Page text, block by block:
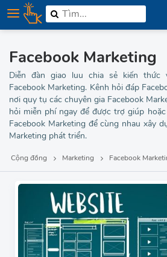
Facebook Marketing
Diễn đàn giao luu chia sẻ kiến thức
Facebook Marketing. Kênh hỏi đáp
nơi quy tụ các chuyên gia Facebook
hỏi miễn phí ngay để được trợ giúp
Facebook Marketing để cùng nhau xây
Marketing phát triển.
Cộng đồng Marketing Facebook